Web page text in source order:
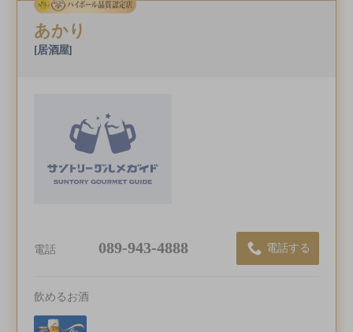
あかり
[居酒屋]
電話 089-943-4888 電話する
飲めるお酒